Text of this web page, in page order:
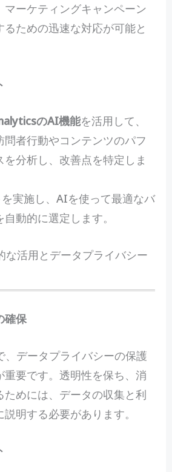
マーケティングキャンペーン
ための迅速な対応が可能と
のAI機能を活用して、
問者行動やコンテンツのパフ
を分析し、改善点を特定しま
を実施し、AIを使って最適なバ
動的に選定します。
な活用とデータプライバシー
確保
、データプライバシーの保護
重要です。透明性を保ち、消
ためには、データの収集と利
明する必要があります。